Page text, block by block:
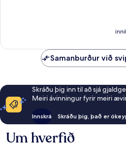
Samanburður við
Skráðu þig inn til að sjá
Meiri ávinningur fyrir meiri
Innskrá Skráðu þig, það er
Um hverfið